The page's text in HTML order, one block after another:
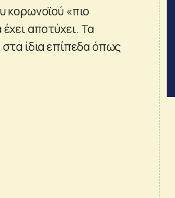
κορωνοϊού «πιο
αποτύχει. Τα
στα ίδια επίπεδα όπως